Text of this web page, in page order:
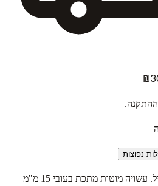
ההתקנה.
נפוצות
ספריית קיר במראה עדכני וקליל. עשויה מוטות מתכת בעובי 15 מ"מ